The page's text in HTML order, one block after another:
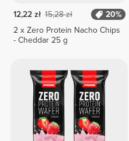
12,22 zł 15,28 zł
20%
2 x Zero Protein Nacho Chips
- Cheddar 25 g